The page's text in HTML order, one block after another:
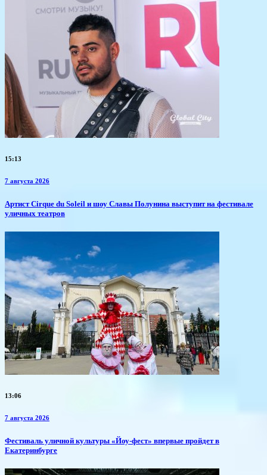
15:13
7 августа 2026
Артист Cirque du Soleil и шоу Славы Полунина выступит на фестивале
уличных театров
13:06
7 августа 2026
​Фестиваль уличной культуры «Йоу-фест» впервые пройдет в
Екатеринбурге